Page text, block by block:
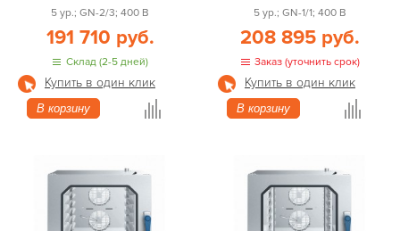
5 ур.; GN-2/3; 400 В
191 710 руб.
Склад (2-5 дней)
Купить в один клик
В корзину
5 ур.; GN-1/1; 400 В
208 895 руб.
Заказ (уточнить срок)
Купить в один клик
В корзину